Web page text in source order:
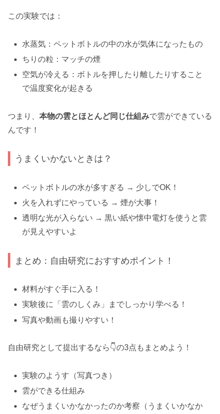
この実験では：
水蒸気：ペットボトルの中の水が気体になったもの
ちりの粒：マッチの煙
空気が冷える：ボトルを押したり離したりすること
で温度変化が起きる
つまり、 本物の雲とほとんど同じ仕組みで雲ができている
んです！
うまくいかないときは？
ペットボトルの水が多すぎる → 少しでOK！
火を入れずにやっている → 煙が大事！
透明な光が入らない → 黒い紙や懐中電灯を使うと雲
が見えやすいよ
まとめ：自由研究におすすめポイント！
材料がすぐ手に入る！
実験後に「雲のしくみ」までしっかり学べる！
写真や動画も撮りやすい！
自由研究として提出するなら👇の3点もまとめよう！
実験のようす（写真つき）
雲ができる仕組み
なぜうまくいかなかったのか考察（うまくいかなか